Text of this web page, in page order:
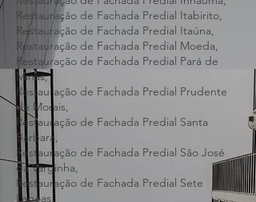
Restauração de Fachada Predial Funilândia,
Restauração de Fachada Predial Inhaúma,
Restauração de Fachada Predial Itabirito,
Restauração de Fachada Predial Itaúna,
Restauração de Fachada Predial Moeda,
Restauração de Fachada Predial Pará de
Minas,
Restauração de Fachada Predial Prudente
de Morais,
Restauração de Fachada Predial Santa
Bárbara,
Restauração de Fachada Predial São José